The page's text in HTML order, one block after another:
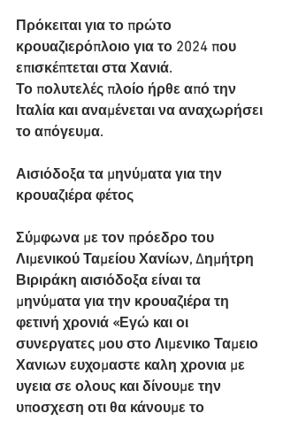
Πρόκειται για το πρώτο
κρουαζιερόπλοιο για το 2024 που
επισκέπτεται στα Χανιά.
Το πολυτελές πλοίο ήρθε από την
Ιταλία και αναμένεται να αναχωρήσει
το απόγευμα.
Αισιόδοξα τα μηνύματα για την
κρουαζιέρα φέτος
Σύμφωνα με τον πρόεδρο του
Λιμενικού Ταμείου Χανίων, Δημήτρη
Βιριράκη αισιόδοξα είναι τα
μηνύματα για την κρουαζιέρα τη
φετινή χρονιά «Εγώ και οι
συνεργατες μου στο Λιμενικο Ταμειο
Χανιων ευχομαστε καλη χρονια με
υγεια σε ολους και δίνουμε την
υποσχεση οτι θα κάνουμε το